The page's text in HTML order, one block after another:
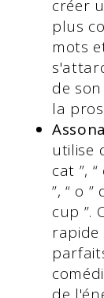
créer
plus
mots
de
la
utilise
cat ”,
”, “ o
cup ”.